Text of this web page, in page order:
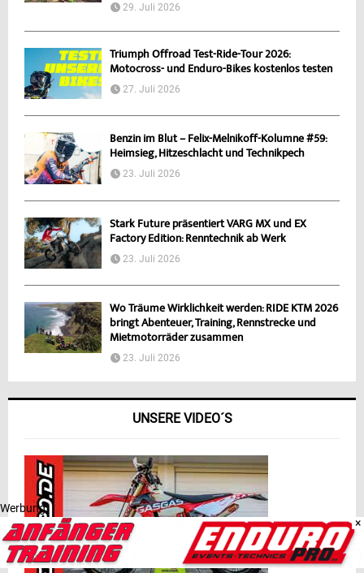
29. Juli 2026
Triumph Offroad Test-Ride-Tour 2026:
Motocross- und Enduro-Bikes kostenlos testen
27. Juli 2026
Benzin im Blut – Felix-Melnikoff-Kolumne #59:
Heimsieg, Hitzeschlacht und Technikpech
23. Juli 2026
Stark Future präsentiert VARG MX und EX
Factory Edition: Renntechnik ab Werk
23. Juli 2026
Wo Träume Wirklichkeit werden: RIDE KTM 2026
bringt Abenteuer, Training, Rennstrecke und
Mietmotorräder zusammen
23. Juli 2026
UNSERE VIDEO´S
Werbung
×